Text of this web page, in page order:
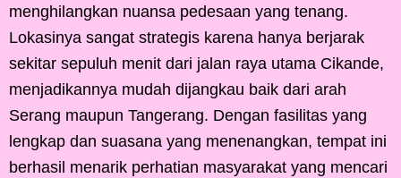
menghilangkan nuansa pedesaan yang tenang.
Lokasinya sangat strategis karena hanya berjarak
sekitar sepuluh menit dari jalan raya utama Cikande,
menjadikannya mudah dijangkau baik dari arah
Serang maupun Tangerang. Dengan fasilitas yang
lengkap dan suasana yang menenangkan, tempat ini
berhasil menarik perhatian masyarakat yang mencari